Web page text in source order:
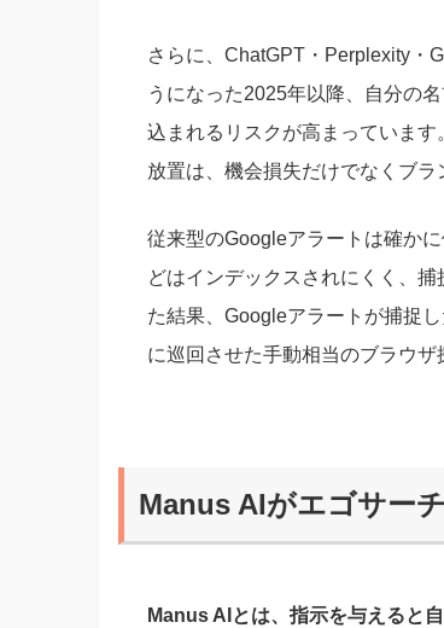
さらに、ChatGPT・Perplexity・
うになった2025年以降、自分の
込まれるリスクが高まっていま
放置は、機会損失だけでなくブラ
従来型のGoogleアラートは確か
どはインデックスされにくく、
た結果、Googleアラートが捕捉
に巡回させた手動相当のブラウ
Manus AIがエゴサー
Manus AIとは、指示を与えると